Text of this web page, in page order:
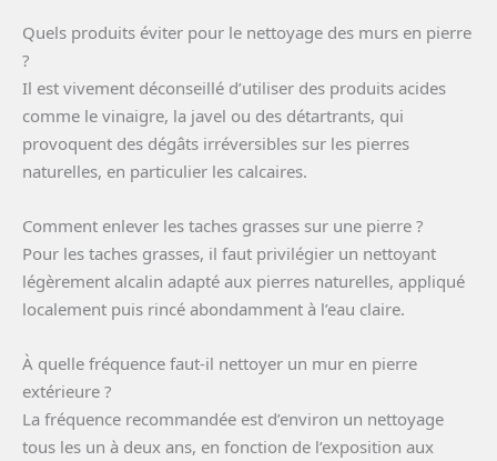
Quels produits éviter pour le nettoyage des murs en pierre
?
Il est vivement déconseillé d’utiliser des produits acides
comme le vinaigre, la javel ou des détartrants, qui
provoquent des dégâts irréversibles sur les pierres
naturelles, en particulier les calcaires.
Comment enlever les taches grasses sur une pierre ?
Pour les taches grasses, il faut privilégier un nettoyant
légèrement alcalin adapté aux pierres naturelles, appliqué
localement puis rincé abondamment à l’eau claire.
À quelle fréquence faut-il nettoyer un mur en pierre
extérieure ?
La fréquence recommandée est d’environ un nettoyage
tous les un à deux ans, en fonction de l’exposition aux